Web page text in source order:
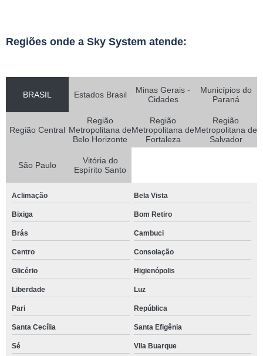
Regiões onde a Sky System atende:
BRASIL Estados Brasil
Minas Gerais -
Cidades
Municípios do
Paraná
Região Central
Região
Metropolitana de
Belo Horizonte
Região
Metropolitana de
Fortaleza
Região
Metropolitana de
Salvador
São Paulo
Vitória do
Espírito Santo
Aclimação Bela Vista
Bixiga Bom Retiro
Brás Cambuci
Centro Consolação
Glicério Higienópolis
Liberdade Luz
Pari República
Santa Cecília Santa Efigênia
Sé
Vila Buarque